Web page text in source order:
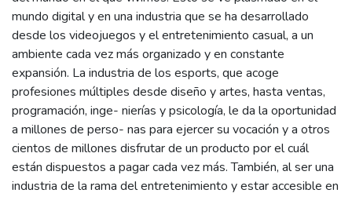
mundo digital y en una industria que se ha desarrollado
desde los videojuegos y el entretenimiento casual, a un
ambiente cada vez más organizado y en constante
expansión. La industria de los esports, que acoge
profesiones múltiples desde diseño y artes, hasta ventas,
programación, inge- nierías y psicología, le da la oportunidad
a millones de perso- nas para ejercer su vocación y a otros
cientos de millones disfrutar de un producto por el cuál
están dispuestos a pagar cada vez más. También, al ser una
industria de la rama del entretenimiento y estar accesible en